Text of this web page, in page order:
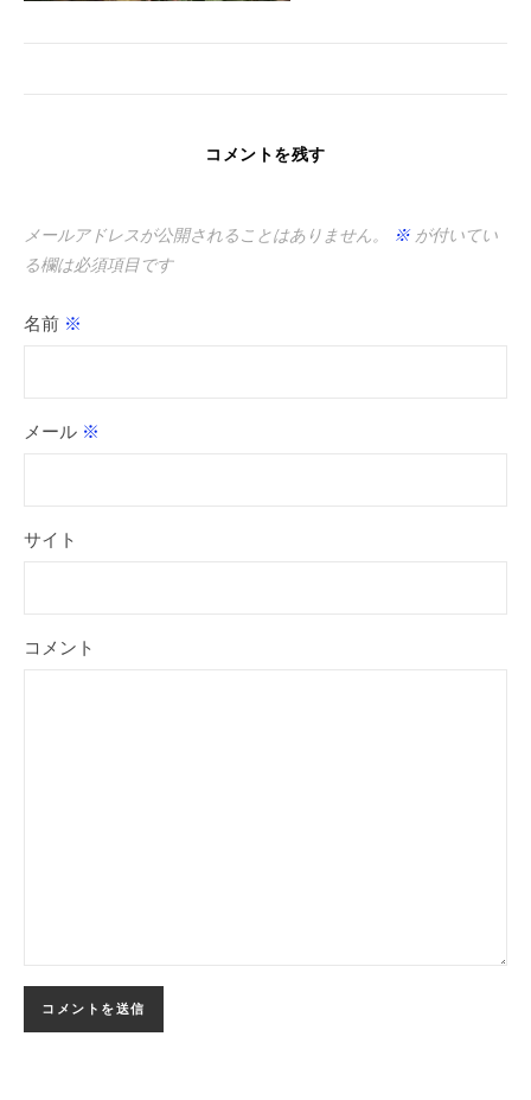
コメントを残す
メールアドレスが公開されることはありません。 ※が付いてい
る欄は必須項目です
名前 ※
メール ※
サイト
コメント